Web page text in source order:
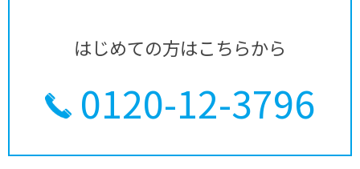
はじめての方はこちらから
0120-12-3796